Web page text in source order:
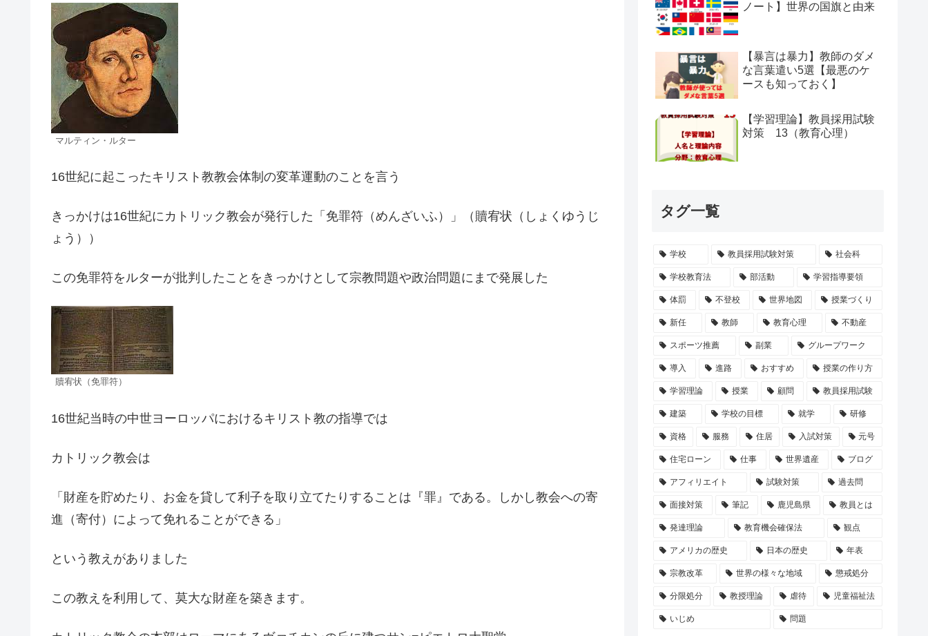
マルティン・ルター
16世紀に起こったキリスト教教会体制の変革運動のことを言う
きっかけは16世紀にカトリック教会が発行した「免罪符（めんざいふ）」（贖宥状（しょくゆうじ
ょう））
この免罪符をルターが批判したことをきっかけとして宗教問題や政治問題にまで発展した
贖宥状（免罪符）
16世紀当時の中世ヨーロッパにおけるキリスト教の指導では
カトリック教会は
「財産を貯めたり、お金を貸して利子を取り立てたりすることは『罪』である。しかし教会への寄
進（寄付）によって免れることができる」
という教えがありました
この教えを利用して、莫大な財産を築きます。
ノート】世界の国旗と由来
【暴言は暴力】教師のダメ
な言葉遣い5選【最悪のケ
ースも知っておく】
【学習理論】教員採用試験
対策 13（教育心理）
タグ一覧
学校 教員採用試験対策 社会科
学校教育法 部活動 学習指導要領
体罰 不登校 世界地図 授業づくり
新任 教師 教育心理 不動産
スポーツ推薦 副業 グループワーク
導入 進路 おすすめ 授業の作り方
学習理論 授業 顧問 教員採用試験
建築 学校の目標 就学 研修
資格 服務 住居 入試対策 元号
住宅ローン 仕事 世界遺産 ブログ
アフィリエイト 試験対策 過去問
面接対策 筆記 鹿児島県 教員とは
発達理論 教育機会確保法 観点
アメリカの歴史 日本の歴史 年表
宗教改革 世界の様々な地域 懲戒処分
分限処分 教授理論 虐待 児童福祉法
いじめ 問題